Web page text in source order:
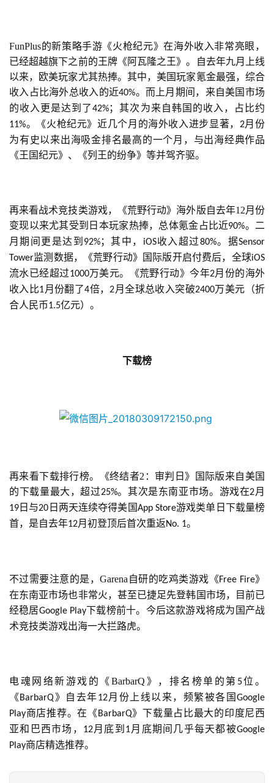
界
手
机
游
戏
单
戏
休
闲
游
戏
0
日
游
接
会
上
FunPlus的新策略手游《火枪纪元》在海外收入非常亮眼，
已经超越旗下之前的王牌《阿瓦隆之王》。自去年九月上线
以来，欧美玩家尤其热捧。其中，美国玩家氪金最强，综合
收入占比海外总收入的近40%。而上月期间，来自美国市场
的收入更是达到了42%；其次为来自韩国的收入，占比约
11%。《火枪纪元》近几个月的海外收入进步显著， 2月份
为有史以来出海吸金排名最高的一个月，与出海经典作品
《王国纪元》、《列王的纷争》等并驾齐驱。
再来看战术竞技类游戏，《荒野行动》海外版自去年12月份
变现以来尤其受到日本玩家热捧，总体氪金占比近90%。二
月期间更是达到 92%；其中， iOS收入超过80%。据Sensor
Tower监测数据，《荒野行动》国际版开启付费后，全球iOS
流水已经超过1000万美元。《荒野行动》今年2月份的海外
收入比1月份翻了4倍， 2月全球总收入突破2400万美元（折
合人民币1.5亿元）。
下载榜
再来看下载排行榜。《终结者2：审判日》国际版来自美国
的下载量最大，超过25%。其次是东南亚市场。游戏在2月
19 日与20 日两天连续夺得美国App Store游戏类单日下载量榜
首，是自去年12月初登顶后首次重返No. 1。
不过需要注意的是，Garena自研的吃鸡类游戏《Free Fire》
在东南亚市场也非常火，甚至已捷足先登韩国市场，目前已
经稳居Google Play下载榜前十。今后这款游戏将成为国产战
术竞技类游戏出海一大拦路虎。
电魂网络新游戏的《BarbarQ》，排名榜单的第 5位。
《BarbarQ》自去年12月份上线以来，频繁被各国Google
Play商店推荐。在《BarbarQ》下载量占比最大的印度尼西
亚和巴西市场， 12月底到 1月底期间几乎每天都被Google
Play商店精选推荐。